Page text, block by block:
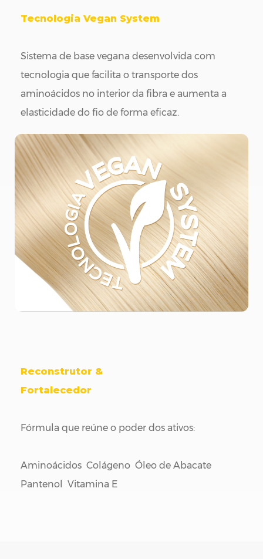
Tecnologia Vegan System
Sistema de base vegana desenvolvida com
tecnologia que facilita o transporte dos
aminoácidos no interior da fibra e aumenta a
elasticidade do fio de forma eficaz.
Reconstrutor &
Fortalecedor
Fórmula que reúne o poder dos ativos:
Aminoácidos Colágeno Óleo de Abacate
Pantenol Vitamina E